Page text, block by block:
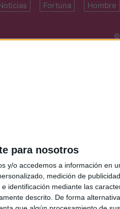
para nosotros
y/o accedemos a información en
medición de
identificación mediante las
descrito. De forma
Fortuna Hombre
©